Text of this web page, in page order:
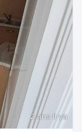
2 ans Il ya